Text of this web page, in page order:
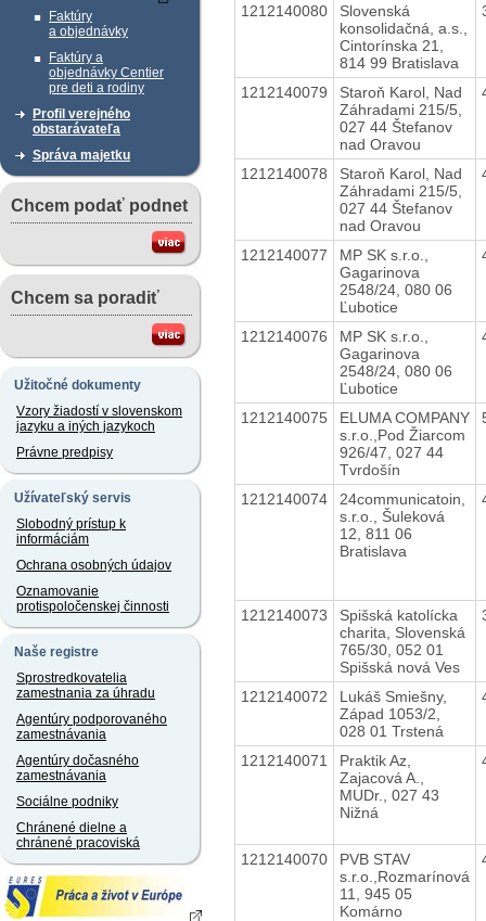
Faktúry
a objednávky
Faktúry a
objednávky Centier
pre deti a rodiny
Profil verejného
obstarávateľa
Správa majetku
Chcem podať podnet
Chcem sa poradiť
Užitočné dokumenty
Vzory žiadostí v slovenskom
jazyku a iných jazykoch
Právne predpisy
Užívateľský servis
Slobodný prístup k
informáciám
Ochrana osobných údajov
Oznamovanie
protispoločenskej činnosti
Naše registre
Sprostredkovatelia
zamestnania za úhradu
Agentúry podporovaného
zamestnávania
Agentúry dočasného
zamestnávania
Sociálne podniky
Chránené dielne a
chránené pracoviská
1212140080
Slovenská
konsolidačná, a.s.,
Cintorínska 21,
814 99 Bratislava
1212140079
Staroň Karol, Nad
Záhradami 215/5,
027 44 Štefanov
nad Oravou
1212140078
Staroň Karol, Nad
Záhradami 215/5,
027 44 Štefanov
nad Oravou
1212140077
MP SK s.r.o.,
Gagarinova
2548/24, 080 06
Ľubotice
1212140076
MP SK s.r.o.,
Gagarinova
2548/24, 080 06
Ľubotice
1212140075
ELUMA COMPANY
s.r.o.,Pod Žiarcom
926/47, 027 44
Tvrdošín
1212140074
24communicatoin,
s.r.o., Šuleková
12, 811 06
Bratislava
1212140073
Spišská katolícka
charita, Slovenská
765/30, 052 01
Spišská nová Ves
1212140072
Lukáš Smiešny,
Západ 1053/2,
028 01 Trstená
1212140071
Praktik Az,
Zajacová A.,
MUDr., 027 43
Nižná
1212140070
PVB STAV
s.r.o.,Rozmarínová
11, 945 05
Komárno